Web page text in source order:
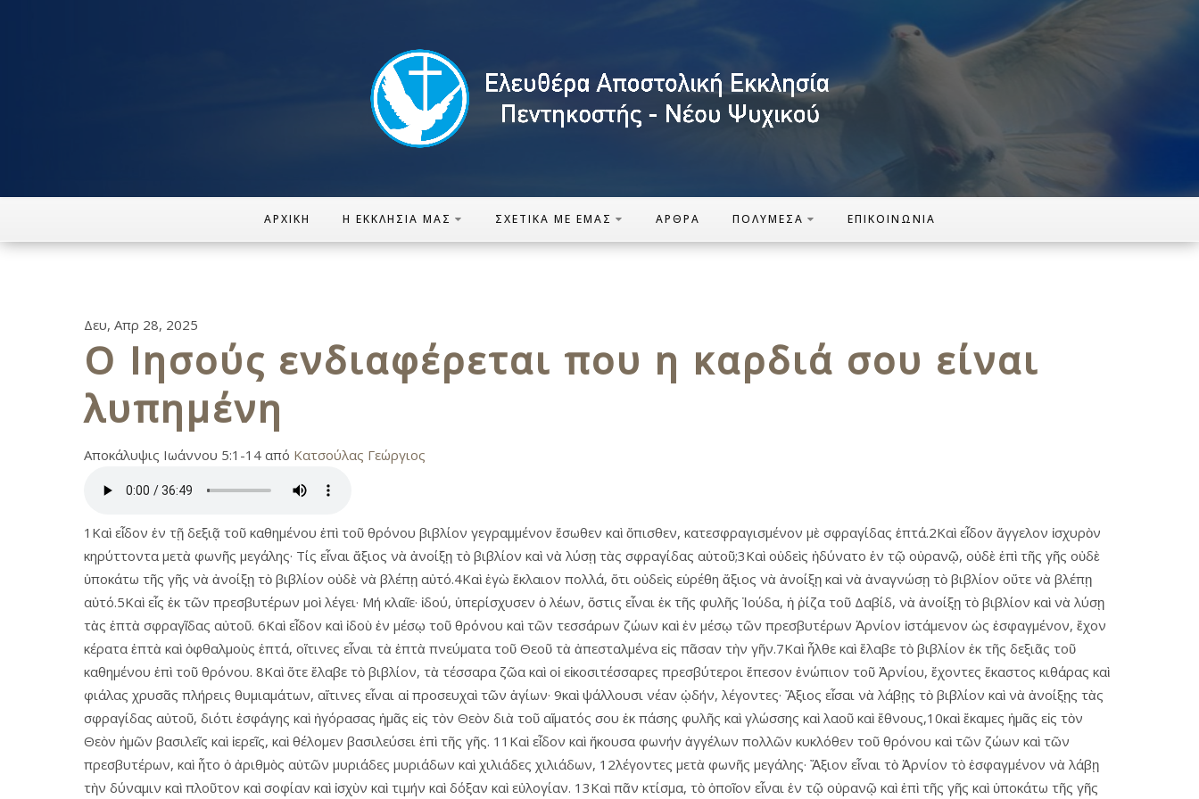
ΑΡΧΙΚΉ Η ΕΚΚΛΗΣΊΑ ΜΑΣ ΣΧΕΤΙΚΆ ΜΕ ΕΜΆΣ ΆΡΘΡΑ ΠΟΛΥΜΈΣΑ ΕΠΙΚΟΙΝΩΝΊΑ
Δευ, Απρ 28, 2025
Ο Ιησούς ενδιαφέρεται που η καρδιά σου είναι
λυπημένη
Αποκάλυψις Ιωάννου 5:1-14 από Κατσούλας Γεώργιος
1Καὶ εἶδον ἐν τῇ δεξιᾷ τοῦ καθημένου ἐπὶ τοῦ θρόνου βιβλίον γεγραμμένον ἔσωθεν καὶ ὄπισθεν, κατεσφραγισμένον μὲ σφραγίδας ἑπτά.2Καὶ εἶδον ἄγγελον ἰσχυρὸν
κηρύττοντα μετὰ φωνῆς μεγάλης· Τίς εἶναι ἄξιος νὰ ἀνοίξῃ τὸ βιβλίον καὶ νὰ λύσῃ τὰς σφραγίδας αὐτοῦ;3Καὶ οὐδεὶς ἠδύνατο ἐν τῷ οὐρανῷ, οὐδὲ ἐπὶ τῆς γῆς οὐδὲ
ὑποκάτω τῆς γῆς νὰ ἀνοίξῃ τὸ βιβλίον οὐδὲ νὰ βλέπῃ αὐτό.4Καὶ ἐγὼ ἔκλαιον πολλά, ὅτι οὐδεὶς εὑρέθη ἄξιος νὰ ἀνοίξῃ καὶ νὰ ἀναγνώσῃ τὸ βιβλίον οὔτε νὰ βλέπῃ
αὐτό.5Καὶ εἷς ἐκ τῶν πρεσβυτέρων μοὶ λέγει· Μή κλαῖε· ἰδού, ὑπερίσχυσεν ὁ λέων, ὅστις εἶναι ἐκ τῆς φυλῆς Ἰούδα, ἡ ῥίζα τοῦ Δαβίδ, νὰ ἀνοίξῃ τὸ βιβλίον καὶ νὰ λύσῃ
τὰς ἑπτὰ σφραγῖδας αὐτοῦ. 6Καὶ εἶδον καὶ ἰδοὺ ἐν μέσῳ τοῦ θρόνου καὶ τῶν τεσσάρων ζώων καὶ ἐν μέσῳ τῶν πρεσβυτέρων Ἀρνίον ἱστάμενον ὡς ἐσφαγμένον, ἔχον
κέρατα ἑπτὰ καὶ ὀφθαλμοὺς ἑπτά, οἵτινες εἶναι τὰ ἑπτὰ πνεύματα τοῦ Θεοῦ τὰ ἀπεσταλμένα εἰς πᾶσαν τὴν γῆν.7Καὶ ἦλθε καὶ ἔλαβε τὸ βιβλίον ἐκ τῆς δεξιᾶς τοῦ
καθημένου ἐπὶ τοῦ θρόνου. 8Καὶ ὅτε ἔλαβε τὸ βιβλίον, τὰ τέσσαρα ζῶα καὶ οἱ εἰκοσιτέσσαρες πρεσβύτεροι ἔπεσον ἐνώπιον τοῦ Ἀρνίου, ἔχοντες ἕκαστος κιθάρας καὶ
φιάλας χρυσᾶς πλήρεις θυμιαμάτων, αἵτινες εἶναι αἱ προσευχαὶ τῶν ἁγίων· 9καὶ ψάλλουσι νέαν ᾠδήν, λέγοντες· Ἄξιος εἶσαι νὰ λάβῃς τὸ βιβλίον καὶ νὰ ἀνοίξῃς τὰς
σφραγίδας αὐτοῦ, διότι ἐσφάγης καὶ ἠγόρασας ἡμᾶς εἰς τὸν Θεὸν διὰ τοῦ αἵματός σου ἐκ πάσης φυλῆς καὶ γλώσσης καὶ λαοῦ καὶ ἔθνους,10καὶ ἔκαμες ἡμᾶς εἰς τὸν
Θεὸν ἡμῶν βασιλεῖς καὶ ἱερεῖς, καὶ θέλομεν βασιλεύσει ἐπὶ τῆς γῆς. 11Καὶ εἶδον καὶ ἤκουσα φωνήν ἀγγέλων πολλῶν κυκλόθεν τοῦ θρόνου καὶ τῶν ζώων καὶ τῶν
πρεσβυτέρων, καὶ ἦτο ὁ ἀριθμὸς αὐτῶν μυριάδες μυριάδων καὶ χιλιάδες χιλιάδων, 12λέγοντες μετὰ φωνῆς μεγάλης· Ἄξιον εἶναι τὸ Ἀρνίον τὸ ἐσφαγμένον νὰ λάβῃ
τὴν δύναμιν καὶ πλοῦτον καὶ σοφίαν καὶ ἰσχὺν καὶ τιμήν καὶ δόξαν καὶ εὐλογίαν. 13Καὶ πᾶν κτίσμα, τὸ ὁποῖον εἶναι ἐν τῷ οὐρανῷ καὶ ἐπὶ τῆς γῆς καὶ ὑποκάτω τῆς γῆς